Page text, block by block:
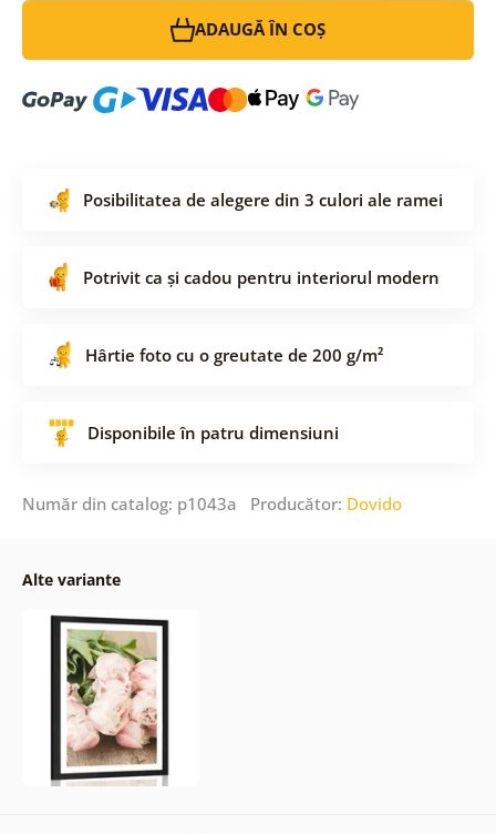
ADAUGĂ ÎN COȘ
Posibilitatea de alegere din 3 culori ale ramei
Potrivit ca și cadou pentru interiorul modern
Hârtie foto cu o greutate de 200 g/m²
Disponibile în patru dimensiuni
Număr din catalog: p1043a Producător: Dovido
Alte variante